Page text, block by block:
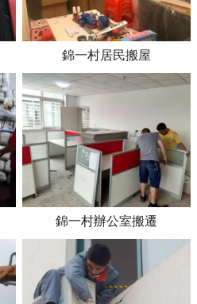
錦一村居民搬屋
錦一村辦公室搬遷